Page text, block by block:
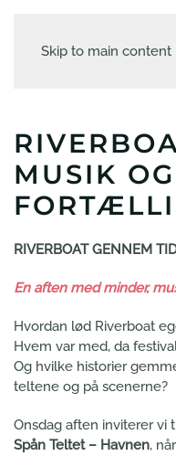
Skip to main content
MUSIK OG
RIVERBOAT GENNEM
En aften med minder,
Hvordan lød Riverboat
Hvem var med, da
Og hvilke historier
teltene og på scenerne?
Onsdag aften inviterer
Spån Teltet – Havnen,